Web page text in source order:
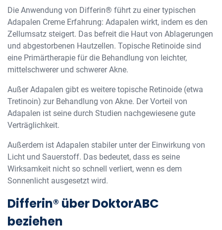
Die Anwendung von Differin® führt zu einer typischen
Adapalen Creme Erfahrung: Adapalen wirkt, indem es den
Zellumsatz steigert. Das befreit die Haut von Ablagerungen
und abgestorbenen Hautzellen. Topische Retinoide sind
eine Primärtherapie für die Behandlung von leichter,
mittelschwerer und schwerer Akne.
Außer Adapalen gibt es weitere topische Retinoide (etwa
Tretinoin) zur Behandlung von Akne. Der Vorteil von
Adapalen ist seine durch Studien nachgewiesene gute
Verträglichkeit.
Außerdem ist Adapalen stabiler unter der Einwirkung von
Licht und Sauerstoff. Das bedeutet, dass es seine
Wirksamkeit nicht so schnell verliert, wenn es dem
Sonnenlicht ausgesetzt wird.
Differin® über DoktorABC
beziehen